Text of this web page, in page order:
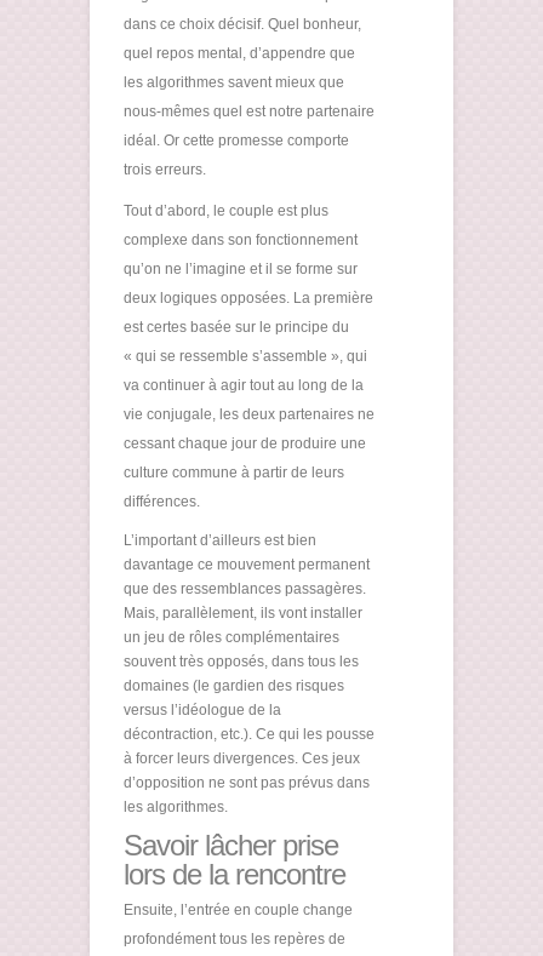
dans ce choix décisif. Quel bonheur,
quel repos mental, d’appendre que
les algorithmes savent mieux que
nous-mêmes quel est notre partenaire
idéal. Or cette promesse comporte
trois erreurs.
Tout d’abord, le couple est plus
complexe dans son fonctionnement
qu’on ne l’imagine et il se forme sur
deux logiques opposées. La première
est certes basée sur le principe du
« qui se ressemble s’assemble », qui
va continuer à agir tout au long de la
vie conjugale, les deux partenaires ne
cessant chaque jour de produire une
culture commune à partir de leurs
différences.
L’important d’ailleurs est bien
davantage ce mouvement permanent
que des ressemblances passagères.
Mais, parallèlement, ils vont installer
un jeu de rôles complémentaires
souvent très opposés, dans tous les
domaines (le gardien des risques
versus l’idéologue de la
décontraction, etc.). Ce qui les pousse
à forcer leurs divergences. Ces jeux
d’opposition ne sont pas prévus dans
les algorithmes.
Savoir lâcher prise
lors de la rencontre
Ensuite, l’entrée en couple change
profondément tous les repères de